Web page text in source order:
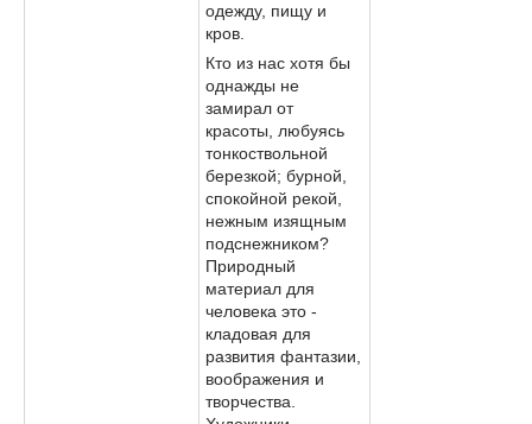
одежду, пищу и
кров.
Кто из нас хотя бы
однажды не
замирал от
красоты, любуясь
тонкоствольной
березкой; бурной,
спокойной рекой,
нежным изящным
подснежником?
Природный
материал для
человека это -
кладовая для
развития фантазии,
воображения и
творчества.